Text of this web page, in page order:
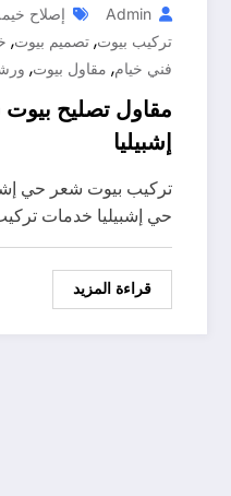
Admin إصلاح
تركيب بيوت, تصميم بيوت,
فني خيام, مقاول بيوت,
مقاول تصليح
إشبيليا
تركيب بيوت شعر حي
حي إشبيليا خدمات
قراءة المزيد